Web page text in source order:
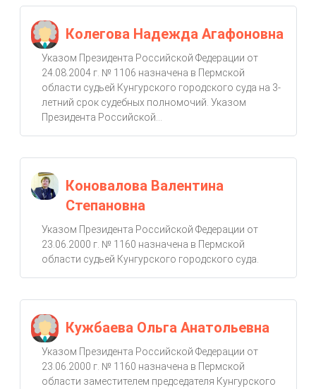
Колегова Надежда Агафоновна
Указом Президента Российской Федерации от
24.08.2004 г. № 1106 назначена в Пермской
области судьей Кунгурского городского суда на 3-
летний срок судебных полномочий. Указом
Президента Российской...
Коновалова Валентина
Степановна
Указом Президента Российской Федерации от
23.06.2000 г. № 1160 назначена в Пермской
области судьей Кунгурского городского суда.
Кужбаева Ольга Анатольевна
Указом Президента Российской Федерации от
23.06.2000 г. № 1160 назначена в Пермской
области заместителем председателя Кунгурского